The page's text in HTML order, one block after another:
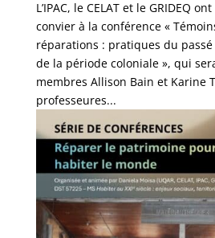
L’IPAC, le CELAT et le GRIDEQ
convier à la conférence «
réparations : pratiques du
de la période coloniale », qui
membres Allison Bain et Karine
professeures...